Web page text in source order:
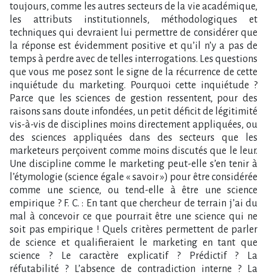
toujours, comme les autres secteurs de la vie académique,
les attributs institutionnels, méthodologiques et
techniques qui devraient lui permettre de considérer que
la réponse est évidemment positive et qu’il n’y a pas de
temps à perdre avec de telles interrogations. Les questions
que vous me posez sont le signe de la récurrence de cette
inquiétude du marketing. Pourquoi cette inquiétude ?
Parce que les sciences de gestion ressentent, pour des
raisons sans doute infondées, un petit déficit de légitimité
vis-à-vis de disciplines moins directement appliquées, ou
des sciences appliquées dans des secteurs que les
marketeurs perçoivent comme moins discutés que le leur.
Une discipline comme le marketing peut-elle s’en tenir à
l’étymologie (science égale « savoir ») pour être considérée
comme une science, ou tend-elle à être une science
empirique ? F. C. : En tant que chercheur de terrain j’ai du
mal à concevoir ce que pourrait être une science qui ne
soit pas empirique ! Quels critères permettent de parler
de science et qualifieraient le marketing en tant que
science ? Le caractère explicatif ? Prédictif ? La
réfutabilité ? L’absence de contradiction interne ? La